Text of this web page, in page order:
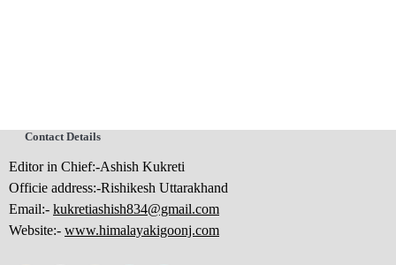
Contact Details
Editor in Chief:-Ashish Kukreti
Officie address:-Rishikesh Uttarakhand
Email:- kukretiashish834@gmail.com
Website:- www.himalayakigoonj.com